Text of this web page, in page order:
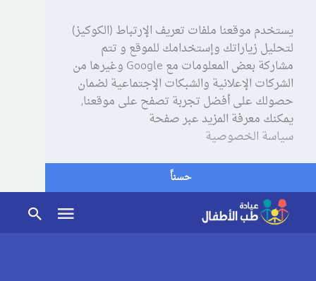
يستخدم موقعنا ملفات تعريف الإرتباط (الكوكيز)
لتحليل زياراتك وإستخدامك للموقع و تتم
مشاركة بعض المعلومات مع Google وغيرها من
الشركات الإعلانية والشبكات الإجتماعية لضمان
حصولك على أفضل تجربة تصفح على موقعنا,
يمكنك معرفة المزيد عبر صفحة
سياسة الخصوصية
حسناً